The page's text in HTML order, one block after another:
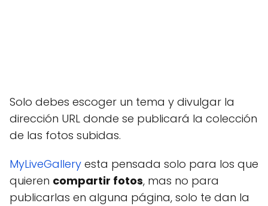
Solo debes escoger un tema y divulgar la
dirección URL donde se publicará la colección
de las fotos subidas.
MyLiveGallery esta pensada solo para los que
quieren compartir fotos, mas no para
publicarlas en alguna página, solo te dan la